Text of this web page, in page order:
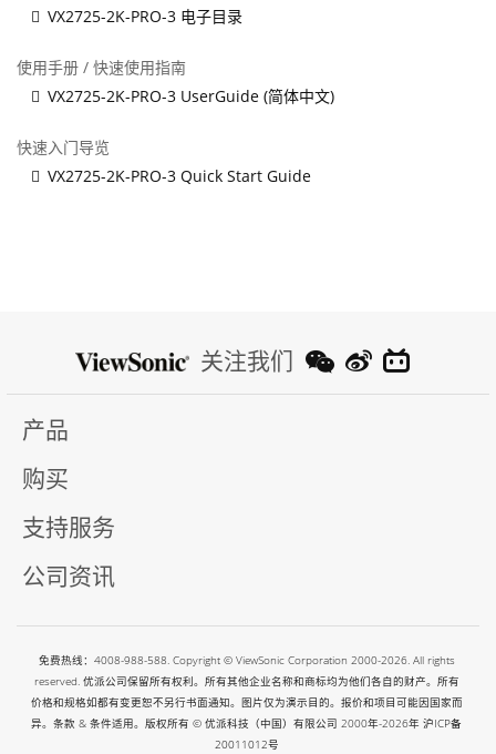
VX2725-2K-PRO-3 电子目录
使用手册 / 快速使用指南
VX2725-2K-PRO-3 UserGuide (简体中文)
快速入门导览
VX2725-2K-PRO-3 Quick Start Guide
关注我们
产品
购买
支持服务
公司资讯
免费热线：4008-988-588. Copyright © ViewSonic Corporation 2000-2026. All rights
reserved. 优派公司保留所有权利。所有其他企业名称和商标均为他们各自的财产。所有
价格和规格如都有变更恕不另行书面通知。图片仅为演示目的。报价和项目可能因国家而
异。条款 & 条件适用。版权所有 © 优派科技（中国）有限公司 2000年-2026年沪ICP备
20011012号